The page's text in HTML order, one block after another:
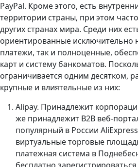
PayPal. Кроме этого, есть
территории страны, при этом
других странах мира. Среди них
ориентированные исключительно
платежи, так и полноценные,
карт и систему банкоматов.
ограничивается одним десятком,
крупные и влиятельные из них:
Alipay. Принадлежит
же принадлежит B2B веб-
популярный в России
виртуальные торговые
платежная система в